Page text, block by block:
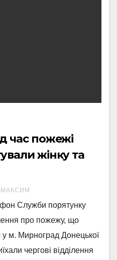
час пожежі
жінку та
Служби порятунку
про пожежу, що
у м. Мирноград Донецької
чергові відділення